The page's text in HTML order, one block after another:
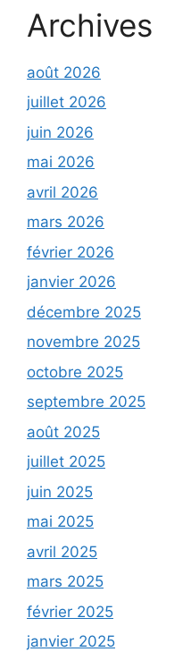
Archives
août 2026
juillet 2026
juin 2026
mai 2026
avril 2026
mars 2026
février 2026
janvier 2026
décembre 2025
novembre 2025
octobre 2025
septembre 2025
août 2025
juillet 2025
juin 2025
mai 2025
avril 2025
mars 2025
février 2025
janvier 2025